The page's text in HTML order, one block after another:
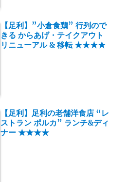
【足利】”小倉食鶏” 行列ので
きる からあげ・テイクアウト
リニューアル & 移転 ★★★★
【足利】足利の老舗洋食店 “レ
ストラン ポルカ” ランチ&ディ
ナー ★★★★